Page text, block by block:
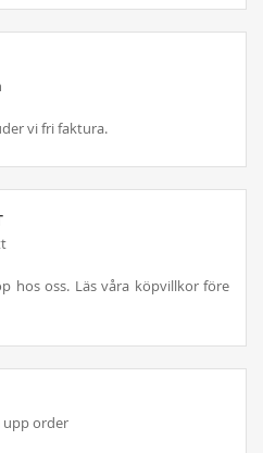
vi fri faktura.
hos oss. Läs våra köpvillkor före
upp order